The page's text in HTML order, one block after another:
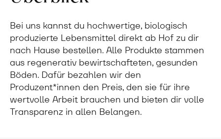
Bei uns kannst du hochwertige, biologisch
produzierte Lebensmittel direkt ab Hof zu dir
nach Hause bestellen. Alle Produkte stammen
aus regenerativ bewirtschafteten, gesunden
Böden. Dafür bezahlen wir den
Produzent*innen den Preis, den sie für ihre
wertvolle Arbeit brauchen und bieten dir volle
Transparenz in allen Belangen.